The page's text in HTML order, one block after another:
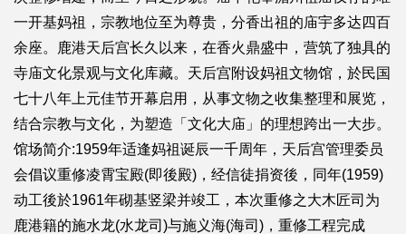
一开基妈祖，宗教地位至为尊贵，分香出祖的庙宇多达四百
余座。鹿港天后宫长久以来，在香火鼎盛中，营筑了独具的
寺庙文化景观与文化库藏。天后宫附设妈祖文物馆，於民国
七十八年上元佳节开幕启用，从事文物之收集整理和展览，
结合宗教与文化，为塑造「文化大庙」的理想跨出一大步。
馆场简介:1959年适逢妈祖诞辰一千周年，天后宫管理委员
会倡议重修凌霄宝殿(即後殿)，经信徒捐资後，同年(1959)
动工後於1961年砌基竖梁并竣工，本次重修之大木匠司为
鹿港籍的施水龙(水龙司)与施义海(海司)，重修工程完成